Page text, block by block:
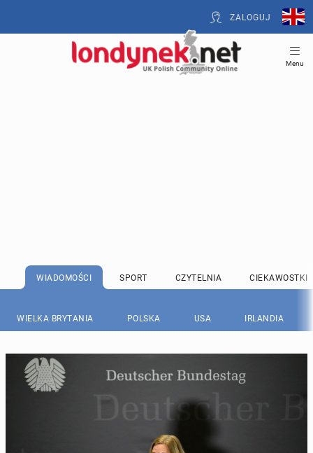
ZALOGUJ
Menu
WIADOMOŚCI SPORT CZYTELNIA CIEKAWOSTKI
WIELKA BRYTANIA POLSKA USA IRLANDIA